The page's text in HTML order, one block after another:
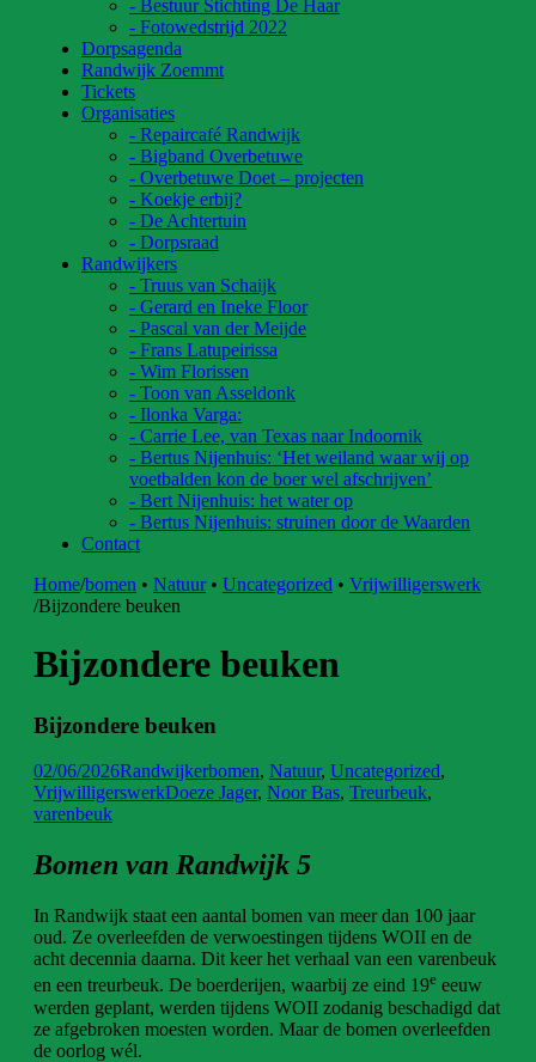
- Bestuur Stichting De Haar
- Fotowedstrijd 2022
Dorpsagenda
Randwijk Zoemmt
Tickets
Organisaties
- Repaircafé Randwijk
- Bigband Overbetuwe
- Overbetuwe Doet – projecten
- Koekje erbij?
- De Achtertuin
- Dorpsraad
Randwijkers
- Truus van Schaijk
- Gerard en Ineke Floor
- Pascal van der Meijde
- Frans Latupeirissa
- Wim Florissen
- Toon van Asseldonk
- Ilonka Varga:
- Carrie Lee, van Texas naar Indoornik
- Bertus Nijenhuis: ‘Het weiland waar wij op
voetbalden kon de boer wel afschrijven’
- Bert Nijenhuis: het water op
- Bertus Nijenhuis: struinen door de Waarden
Contact
Home/bomen • Natuur• Uncategorized • Vrijwilligerswerk
/Bijzondere beuken
Bijzondere beuken
Bijzondere beuken
02/06/2026Randwijkerbomen, Natuur, Uncategorized,
VrijwilligerswerkDoeze Jager, Noor Bas, Treurbeuk,
varenbeuk
Bomen van Randwijk 5
In Randwijk staat een aantal bomen van meer dan 100 jaar
oud. Ze overleefden de verwoestingen tijdens WOII en de
acht decennia daarna. Dit keer het verhaal van een varenbeuk
en een treurbeuk. De boerderijen, waarbij ze eind 19e eeuw
werden geplant, werden tijdens WOII zodanig beschadigd dat
ze afgebroken moesten worden. Maar de bomen overleefden
de oorlog wél.